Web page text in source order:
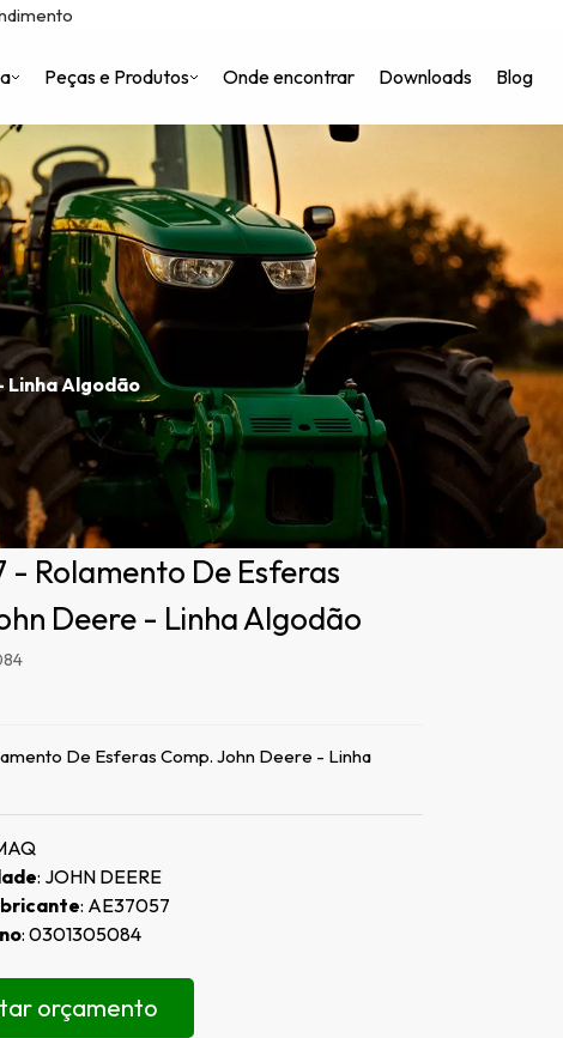
Nós
Peças e Produtos Onde encontrar Downloads Blog
Linha Algodão
- Rolamento De Esferas
Deere - Linha Algodão
De Esferas Comp. John Deere - Linha
: JOHN DEERE
: AE37057
: 0301305084
orçamento